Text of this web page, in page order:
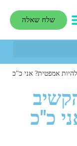
שלח שאלה
אמפטית? אני כ"כ
כ"כ